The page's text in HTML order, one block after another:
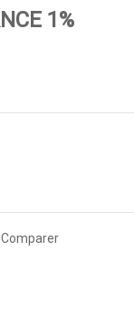
1%
Comparer